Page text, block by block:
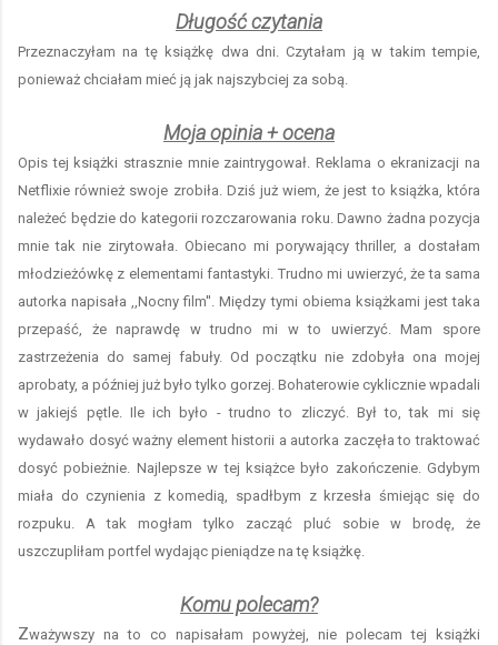
Długość czytania
Przeznaczyłam na tę książkę dwa dni. Czytałam ją w takim tempie,
ponieważ chciałam mieć ją jak najszybciej za sobą.
Moja opinia + ocena
Opis tej książki strasznie mnie zaintrygował. Reklama o ekranizacji na
Netflixie również swoje zrobiła. Dziś już wiem, że jest to książka, która
należeć będzie do kategorii rozczarowania roku. Dawno żadna pozycja
mnie tak nie zirytowała. Obiecano mi porywający thriller, a dostałam
młodzieżówkę z elementami fantastyki. Trudno mi uwierzyć, że ta sama
autorka napisała ,,Nocny film''. Między tymi obiema książkami jest taka
przepaść, że naprawdę w trudno mi w to uwierzyć. Mam spore
zastrzeżenia do samej fabuły. Od początku nie zdobyła ona mojej
aprobaty, a później już było tylko gorzej. Bohaterowie cyklicznie wpadali
w jakiejś pętle. Ile ich było - trudno to zliczyć. Był to, tak mi się
wydawało dosyć ważny element historii a autorka zaczęła to traktować
dosyć pobieżnie. Najlepsze w tej książce było zakończenie. Gdybym
miała do czynienia z komedią, spadłbym z krzesła śmiejąc się do
rozpuku. A tak mogłam tylko zacząć pluć sobie w brodę, że
uszczupliłam portfel wydając pieniądze na tę książkę.
Komu polecam?
Zważywszy na to co napisałam powyżej, nie polecam tej książki